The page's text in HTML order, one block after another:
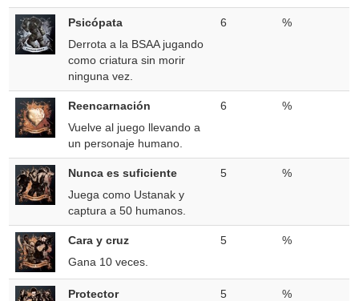
Psicópata
Derrota a la BSAA jugando
como criatura sin morir
ninguna vez.
6 %
Reencarnación
Vuelve al juego llevando a
un personaje humano.
6 %
Nunca es suficiente
Juega como Ustanak y
captura a 50 humanos.
5 %
Cara y cruz
Gana 10 veces.
5 %
Protector
5 %